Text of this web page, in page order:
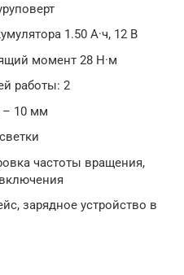
1.50 А·ч, 12 В
момент 28 Н·м
работы: 2
– 10 мм
частоты вращения,
зарядное устройство в